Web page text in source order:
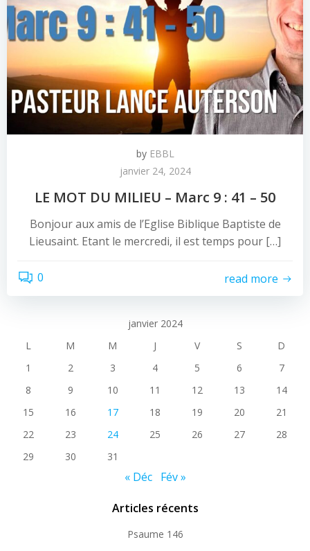
by EBBL
janvier 24, 2024
LE MOT DU MILIEU – Marc 9 : 41 – 50
Bonjour aux amis de l’Eglise Biblique Baptiste de
Lieusaint. Etant le mercredi, il est temps pour […]
0 read more
janvier 2024
L
M M J V S
D
1
2 3 4 5 6
7
8
9 10 11 12 13
14
15
16 17 18 19 20
21
22
23 24 25 26 27
28
29
30 31
« Déc Fév »
Articles récents
Psaume 146